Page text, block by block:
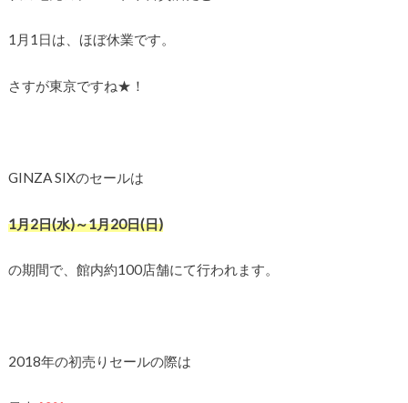
1月1日は、ほぼ休業です。
さすが東京ですね★！
GINZA SIXのセールは
1月2日(水)～1月20日(日)
の期間で、館内約100店舗にて行われます。
2018年の初売りセールの際は